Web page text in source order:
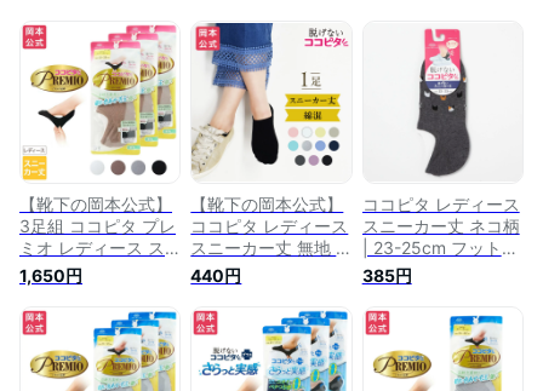
【靴下の岡本公式】
3足組 ココピタ プレ
ミオ レディース ス
ニーカー丈 無地 | フ
ットカバー カバーソ
ックス くるぶしカバ
ーソックス 脱げない
フットカバー ソック
ス 靴下
1,650円
【靴下の岡本公式】
ココピタ レディース
スニーカー丈 無地 |
フットカバー カバー
ソックス くるぶしカ
バーソックス 脱げな
いフットカバー ソッ
クス 靴下
440円
ココピタ レディース
スニーカー丈 ネコ柄
| 23-25cm フットカ
バー カバーソックス
くるぶしカバーソッ
クス 脱げないフット
カバー ソックス 靴
下
385円